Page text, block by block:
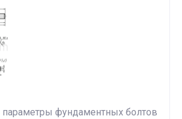
фундаментных болтов